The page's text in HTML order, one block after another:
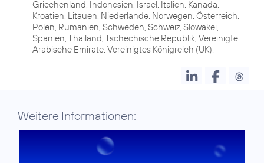
Griechenland, Indonesien, Israel, Italien, Kanada,
Kroatien, Litauen, Niederlande, Norwegen, Österreich,
Polen, Rumänien, Schweden, Schweiz, Slowakei,
Spanien, Thailand, Tschechische Republik, Vereinigte
Arabische Emirate, Vereinigtes Königreich (UK).
Weitere Informationen: